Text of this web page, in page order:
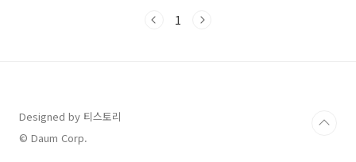
아가 국내에 선보이는 네 번째 전용 전기차로, 기
인치 휠 기준)충전 성능:350kW급 초급속 충전
지원10% → 80% 충전 시간: 롱레인지 31분, 스
1
Designed by 티스토리
© Daum Corp.